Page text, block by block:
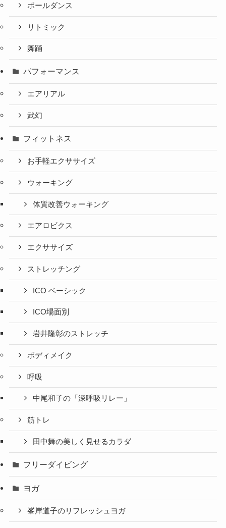
ポールダンス
リトミック
舞踊
パフォーマンス
エアリアル
武幻
フィットネス
お手軽エクササイズ
ウォーキング
体質改善ウォーキング
エアロビクス
エクササイズ
ストレッチング
ICO ベーシック
ICO場面別
岩井隆彰のストレッチ
ボディメイク
呼吸
中尾和子の「深呼吸リレー」
筋トレ
田中舞の美しく見せるカラダ
フリーダイビング
ヨガ
峯岸道子のリフレッシュヨガ